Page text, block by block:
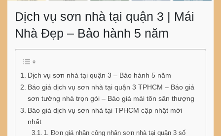
Dịch vụ sơn nhà tại quận 3 | Mái
Nhà Đẹp – Bảo hành 5 năm
Dịch vụ sơn nhà tại quận 3 – Bảo hành 5 năm
Báo giá dịch vụ sơn nhà tại quận 3 TPHCM – Báo giá
sơn tường nhà trọn gói – Báo giá mái tôn sân thượng
Báo giá dịch vụ sơn nhà tại TPHCM cập nhật mới
nhất
1. Đơn giá nhân công nhân sơn nhà tại quận 3 số